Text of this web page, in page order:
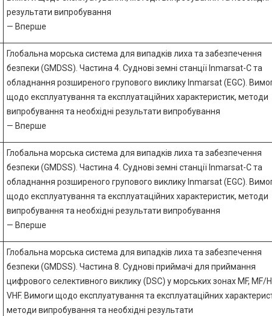
результати випробування
— Вперше
Глобальна морська система для випадків лиха та забезпечення
безпеки (GMDSS). Частина 4. Суднові земні станції Inmarsat-C та
обладнання розширеного групового виклику Inmarsat (EGC).
щодо експлуатування та експлуатаційних характеристик, методи
випробування та необхідні результати випробування
— Вперше
Глобальна морська система для випадків лиха та забезпечення
безпеки (GMDSS). Частина 4. Суднові земні станції Inmarsat-C та
обладнання розширеного групового виклику Inmarsat (EGC).
щодо експлуатування та експлуатаційних характеристик, методи
випробування та необхідні результати випробування
— Вперше
Глобальна морська система для випадків лиха та забезпечення
безпеки (GMDSS). Частина 8. Суднові приймачі для приймання
цифрового селективного виклику (DSC) у морських зонах MF, MF/
VHF. Вимоги щодо експлуатування та експлуатаційних
методи випробування та необхідні результати